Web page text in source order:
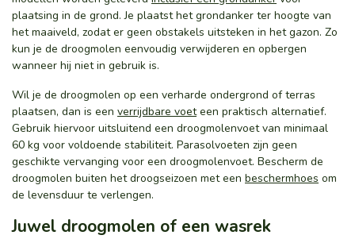
plaatsing in de grond. Je plaatst het grondanker ter hoogte van
het maaiveld, zodat er geen obstakels uitsteken in het gazon. Zo
kun je de droogmolen eenvoudig verwijderen en opbergen
wanneer hij niet in gebruik is.
Wil je de droogmolen op een verharde ondergrond of terras
plaatsen, dan is een verrijdbare voeteen praktisch alternatief.
Gebruik hiervoor uitsluitend een droogmolenvoet van minimaal
60 kg voor voldoende stabiliteit. Parasolvoeten zijn geen
geschikte vervanging voor een droogmolenvoet. Bescherm de
droogmolen buiten het droogseizoen met een beschermhoes om
de levensduur te verlengen.
Juwel droogmolen of een wasrek